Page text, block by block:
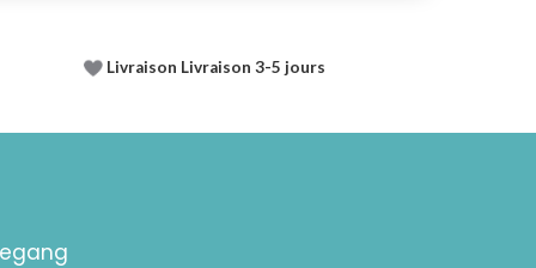
Livraison Livraison 3-5 jours